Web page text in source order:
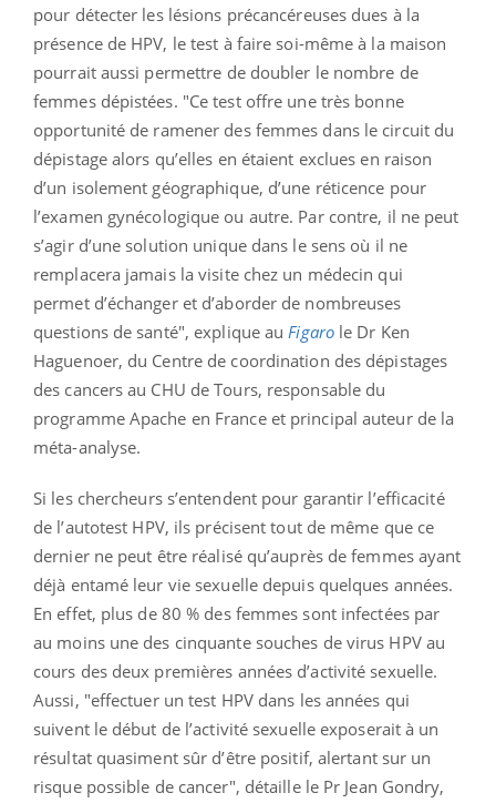
pour détecter les lésions précancéreuses dues à la
présence de HPV, le test à faire soi-même à la maison
pourrait aussi permettre de doubler le nombre de
femmes dépistées. "Ce test offre une très bonne
opportunité de ramener des femmes dans le circuit du
dépistage alors qu’elles en étaient exclues en raison
d’un isolement géographique, d’une réticence pour
l’examen gynécologique ou autre. Par contre, il ne peut
s’agir d’une solution unique dans le sens où il ne
remplacera jamais la visite chez un médecin qui
permet d’échanger et d’aborder de nombreuses
questions de santé", explique au Figarole Dr Ken
Haguenoer, du Centre de coordination des dépistages
des cancers au CHU de Tours, responsable du
programme Apache en France et principal auteur de la
méta-analyse.
Si les chercheurs s’entendent pour garantir l’efficacité
de l’autotest HPV, ils précisent tout de même que ce
dernier ne peut être réalisé qu’auprès de femmes ayant
déjà entamé leur vie sexuelle depuis quelques années.
En effet, plus de 80 % des femmes sont infectées par
au moins une des cinquante souches de virus HPV au
cours des deux premières années d’activité sexuelle.
Aussi, "effectuer un test HPV dans les années qui
suivent le début de l’activité sexuelle exposerait à un
résultat quasiment sûr d’être positif, alertant sur un
risque possible de cancer", détaille le Pr Jean Gondry,